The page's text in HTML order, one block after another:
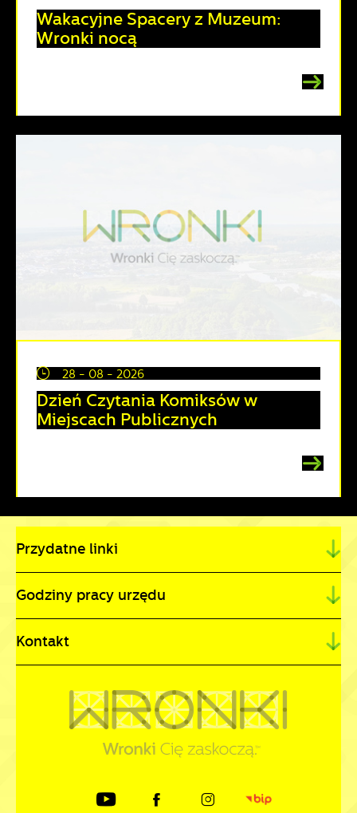
Wakacyjne Spacery z Muzeum:
Wronki nocą
28 - 08 - 2026
Dzień Czytania Komiksów w
Miejscach Publicznych
Przydatne linki
Godziny pracy urzędu
Kontakt